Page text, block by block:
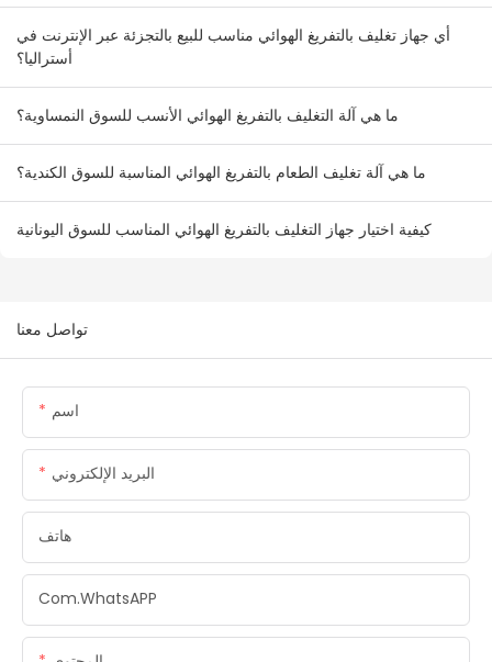
أي جهاز تغليف بالتفريغ الهوائي مناسب للبيع بالتجزئة عبر الإنترنت في
أستراليا؟
ما هي آلة التغليف بالتفريغ الهوائي الأنسب للسوق النمساوية؟
ما هي آلة تغليف الطعام بالتفريغ الهوائي المناسبة للسوق الكندية؟
كيفية اختيار جهاز التغليف بالتفريغ الهوائي المناسب للسوق اليونانية
تواصل معنا
اسم
البريد الإلكتروني
هاتف
Com.whatsAPP